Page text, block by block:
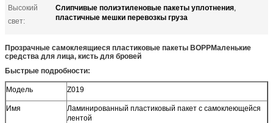
Высокий
свет:
Слипчивые полиэтиленовые пакеты уплотнения,
пластичные мешки перевозкы груза
Прозрачные самоклеящиеся пластиковые пакеты BOPPМаленькие
средства для лица, кисть для бровей
Быстрые подробности:
Модель Z019
Имя
Ламинированный пластиковый пакет с самоклеющейся
лентой